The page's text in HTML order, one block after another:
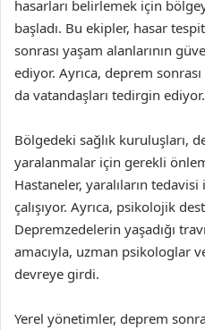
hasarları belirlemek için
başladı. Bu ekipler, hasar
sonrası yaşam alanlarının
ediyor. Ayrıca, deprem
da vatandaşları tedirgin ediyor.
Bölgedeki sağlık kuruluşları,
yaralanmalar için gerekli
Hastaneler, yaralıların
çalışıyor. Ayrıca, psikolojik
Depremzedelerin yaşadığı
amacıyla, uzman psikologlar
devreye girdi.
Yerel yönetimler, deprem